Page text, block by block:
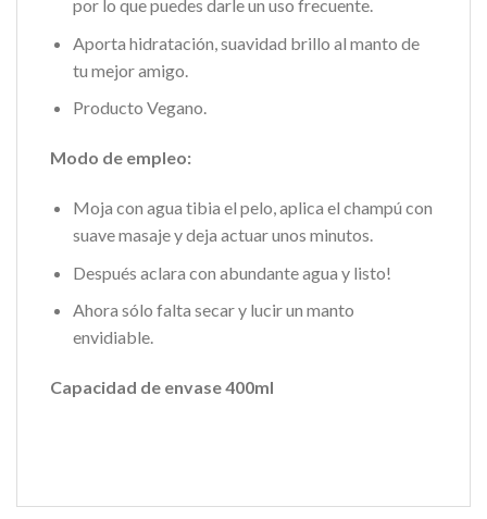
por lo que puedes darle un uso frecuente.
Aporta hidratación, suavidad brillo al manto de
tu mejor amigo.
Producto Vegano.
Modo de empleo:
Moja con agua tibia el pelo, aplica el champú con
suave masaje y deja actuar unos minutos.
Después aclara con abundante agua y listo!
Ahora sólo falta secar y lucir un manto
envidiable.
Capacidad de envase 400ml